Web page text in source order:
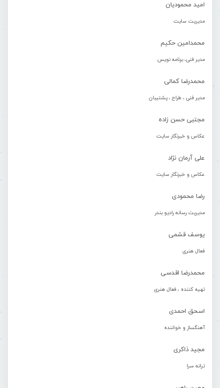
امید محمودیان
مدیریت سایت
محمدامین حکیم
مدیر فنی، برنامه نویس
محمدرضا کمالی
مدیر فنی ، طراح ، پشتیبان
مجتبی حسن زاده
عکاس و خبرنگار سایت
علی آرمان نژاد
عکاس و خبرنگار سایت
رضا محمودی
مدیریت رسانه رادیو بندر
یوسف قشمی
فعال هنری
محمدرضا اقدسی
تهیه کننده ، فعال هنری
اسحق احمدی
آهنگساز و خواننده
مجید ذاکری
ترانه سرا